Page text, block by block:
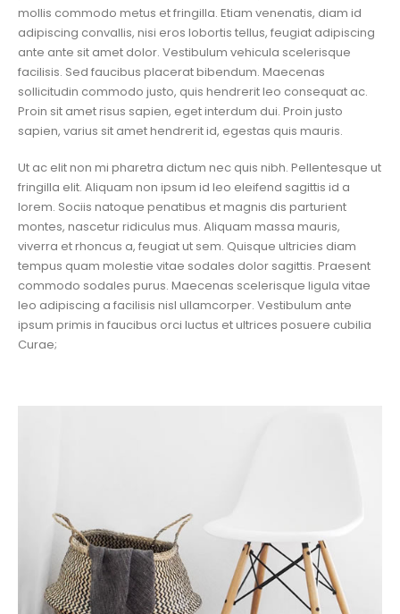
mollis commodo metus et fringilla. Etiam venenatis, diam id
adipiscing convallis, nisi eros lobortis tellus, feugiat adipiscing
ante ante sit amet dolor. Vestibulum vehicula scelerisque
facilisis. Sed faucibus placerat bibendum. Maecenas
sollicitudin commodo justo, quis hendrerit leo consequat ac.
Proin sit amet risus sapien, eget interdum dui. Proin justo
sapien, varius sit amet hendrerit id, egestas quis mauris.
Ut ac elit non mi pharetra dictum nec quis nibh. Pellentesque ut
fringilla elit. Aliquam non ipsum id leo eleifend sagittis id a
lorem. Sociis natoque penatibus et magnis dis parturient
montes, nascetur ridiculus mus. Aliquam massa mauris,
viverra et rhoncus a, feugiat ut sem. Quisque ultricies diam
tempus quam molestie vitae sodales dolor sagittis. Praesent
commodo sodales purus. Maecenas scelerisque ligula vitae
leo adipiscing a facilisis nisl ullamcorper. Vestibulum ante
ipsum primis in faucibus orci luctus et ultrices posuere cubilia
Curae;